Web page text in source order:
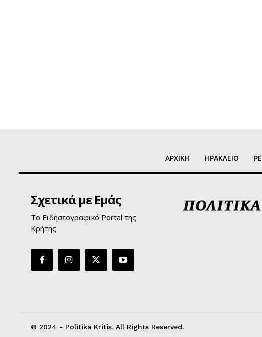
ΑΡΧΙΚΗ ΗΡΑΚΛΕΙΟ
Σχετικά με Εμάς
Το Ειδησεογραφικό Portal της
Κρήτης
© 2024 - Politika Kritis. All Rights Reserved.